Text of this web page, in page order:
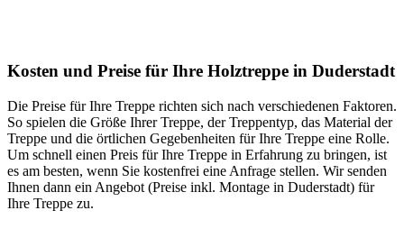
Kosten und Preise für Ihre Holztreppe in Duderstadt
Die Preise für Ihre Treppe richten sich nach verschiedenen Faktoren.
So spielen die Größe Ihrer Treppe, der Treppentyp, das Material der
Treppe und die örtlichen Gegebenheiten für Ihre Treppe eine Rolle.
Um schnell einen Preis für Ihre Treppe in Erfahrung zu bringen, ist
es am besten, wenn Sie kostenfrei eine Anfrage stellen. Wir senden
Ihnen dann ein Angebot (Preise inkl. Montage in Duderstadt) für
Ihre Treppe zu.